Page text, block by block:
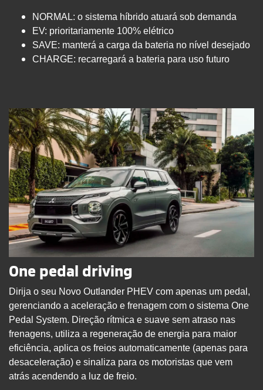
NORMAL: o sistema híbrido atuará sob demanda
EV: prioritariamente 100% elétrico
SAVE: manterá a carga da bateria no nível desejado
CHARGE: recarregará a bateria para uso futuro
One pedal driving
Dirija o seu Novo Outlander PHEV com apenas um pedal,
gerenciando a aceleração e frenagem com o sistema One
Pedal System. Direção rítmica e suave sem atraso nas
frenagens, utiliza a regeneração de energia para maior
eficiência, aplica os freios automaticamente (apenas para
desaceleração) e sinaliza para os motoristas que vem
atrás acendendo a luz de freio.